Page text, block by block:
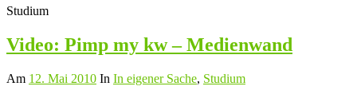
Studium
Video: Pimp my kw – Medienwand
Am 12. Mai 2010 In In eigener Sache, Studium